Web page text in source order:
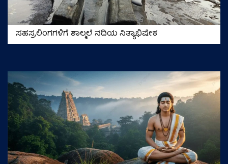
ಸಹಸ್ರಲಿಂಗಗಳಿಗೆ ಶಾಲ್ಮಲೆ ನದಿಯ ನಿತ್ಯಾಭಿಷೇಕ